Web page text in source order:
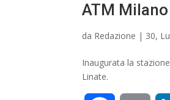
ATM
da Redazione | 30,
Inaugurata la
Linate.